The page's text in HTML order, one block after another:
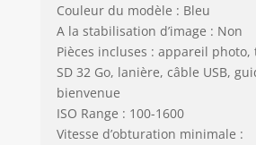
Couleur du modèle : Bleu
A la stabilisation d’image : Non
Pièces incluses : appareil
SD 32 Go, lanière, câble USB,
bienvenue
ISO Range : 100-1600
Vitesse d’obturation minimale :